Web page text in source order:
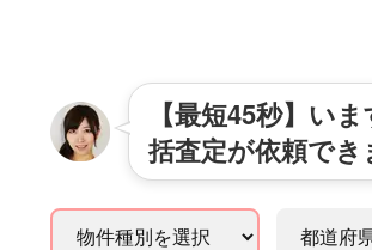
【最短45秒】い
括査定が依頼でき